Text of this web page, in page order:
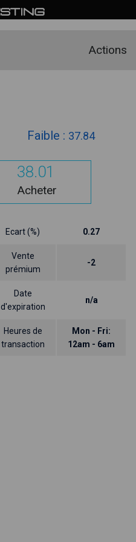
Actions
Faible : 37.84
38.01
Acheter
Ecart (%) 0.27
Vente
prémium
-2
Date
d'expiration
n/a
Heures de
transaction
Mon - Fri:
12am - 6am